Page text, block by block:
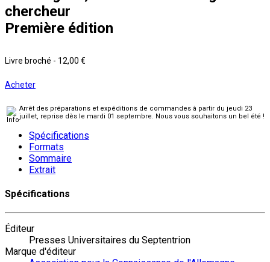
chercheur
Première édition
Livre broché - 12,00 €
Acheter
Arrêt des préparations et expéditions de commandes à partir du jeudi 23
juillet, reprise dès le mardi 01 septembre. Nous vous souhaitons un bel été !
Spécifications
Formats
Sommaire
Extrait
Spécifications
Éditeur
Presses Universitaires du Septentrion
Marque d'éditeur